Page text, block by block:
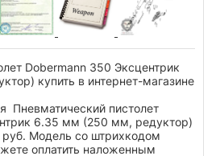
Dobermann 350 Эксцентрик
купить в интернет-магазине
Пневматический пистолет
6.35 мм (250 мм, редуктор)
Модель со штрихкодом
оплатить наложенным